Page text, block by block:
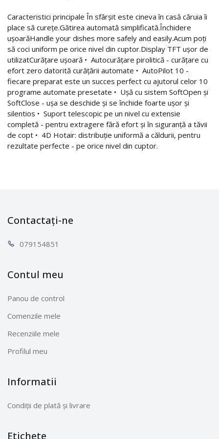
Caracteristici principale În sfârşit este cineva în casă căruia îi
place să cureţe.Gătirea automată simplificată.Închidere
ușoarăHandle your dishes more safely and easily.Acum poți
să coci uniform pe orice nivel din cuptor.Display TFT ușor de
utilizatCurățare ușoară • Autocurățare pirolitică - curățare cu
efort zero datorită curățării automate • AutoPilot 10 -
fiecare preparat este un succes perfect cu ajutorul celor 10
programe automate presetate • Ușă cu sistem SoftOpen și
SoftClose - ușa se deschide și se ȋnchide foarte ușor și
silentios • Suport telescopic pe un nivel cu extensie
completă - pentru extragere fără efort și ȋn siguranță a tăvii
de copt • 4D Hotair: distribuție uniformă a căldurii, pentru
rezultate perfecte - pe orice nivel din cuptor.
Contactați-ne
0791 54851
Contul meu
Panou de control
Comenzile mele
Recenziile mele
Profilul meu
Informatii
Condiții de plată și livrare
Etichete